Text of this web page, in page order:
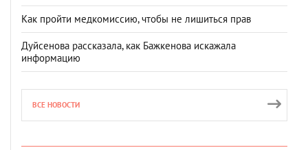
Как пройти медкомиссию, чтобы не лишиться прав
Дуйсенова рассказала, как Бажкенова искажала
информацию
ВСЕ НОВОСТИ